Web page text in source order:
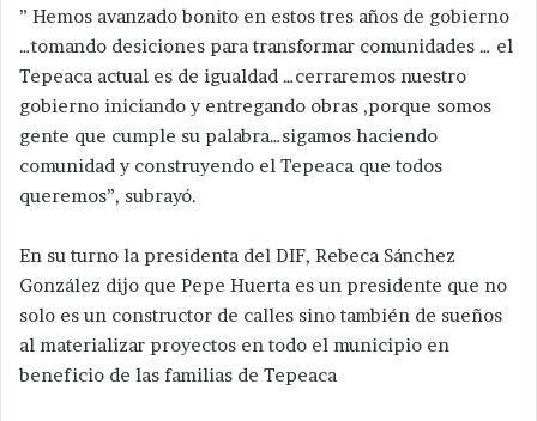
” Hemos avanzado bonito en estos tres años de gobierno
…tomando desiciones para transformar comunidades … el
Tepeaca actual es de igualdad …cerraremos nuestro
gobierno iniciando y entregando obras ,porque somos
gente que cumple su palabra…sigamos haciendo
comunidad y construyendo el Tepeaca que todos
queremos”, subrayó.
En su turno la presidenta del DIF, Rebeca Sánchez
González dijo que Pepe Huerta es un presidente que no
solo es un constructor de calles sino también de sueños
al materializar proyectos en todo el municipio en
beneficio de las familias de Tepeaca